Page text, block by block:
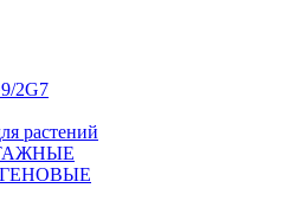
2G7
растений